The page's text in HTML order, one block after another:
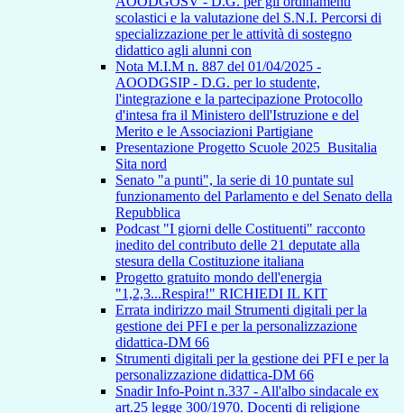
scolastici e la valutazione del S.N.I. Percorsi di
specializzazione per le attività di sostegno
didattico agli alunni con
Nota M.I.M n. 887 del 01/04/2025 -
AOODGSIP - D.G. per lo studente,
l'integrazione e la partecipazione Protocollo
d'intesa fra il Ministero dell'Istruzione e del
Merito e le Associazioni Partigiane
Presentazione Progetto Scuole 2025_Busitalia
Sita nord
Senato "a punti", la serie di 10 puntate sul
funzionamento del Parlamento e del Senato della
Repubblica
Podcast "I giorni delle Costituenti" racconto
inedito del contributo delle 21 deputate alla
stesura della Costituzione italiana
Progetto gratuito mondo dell'energia
"1,2,3...Respira!" RICHIEDI IL KIT
Errata indirizzo mail Strumenti digitali per la
gestione dei PFI e per la personalizzazione
didattica-DM 66
Strumenti digitali per la gestione dei PFI e per la
personalizzazione didattica-DM 66
Snadir Info-Point n.337 - All'albo sindacale ex
art.25 legge 300/1970. Docenti di religione